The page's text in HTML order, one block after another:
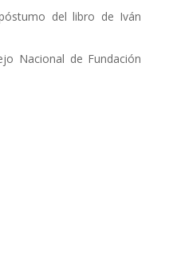
del libro de Iván
Nacional de Fundación